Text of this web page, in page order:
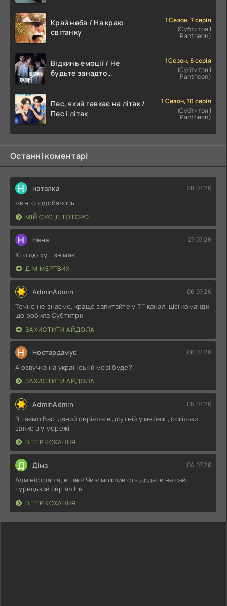
Край неба / На краю
світанку
1 Сезон, 7 серія
(Субтитри |
Pantheon)
Відкинь емоції / Не
будьте занадто
1 Сезон, 6 серія
(Субтитри |
Pantheon)
Пес, який гавкає на літак /
Пес і літак
1 Сезон, 10 серія
(Субтитри |
Pantheon)
Останні коментарі
Н наталка 28.07.26
мені сподобалось
МІЙ СУСІД ТОТОРО
Н Нана 27.07.26
Хто цю ху....знімає
ДІМ МЕРТВИХ
AdminAdmin 06.07.26
Точно не знаємо, краще запитайте у ТГ каналі цієї команди
що робила Субтитри
ЗАХИСТИТИ АЙДОЛА
Н Ностардамус 06.07.26
А озвучка на українській мові буде?
ЗАХИСТИТИ АЙДОЛА
AdminAdmin 05.07.26
Вітаємо Вас, даний серіал є відсутній у мережі, оскільки
записів у мережі
ВІТЕР КОХАННЯ
Д Діма 04.07.26
Адміністрація, вітаю! Чи є можливість додати на сайт
турецький серіал Не
ВІТЕР КОХАННЯ